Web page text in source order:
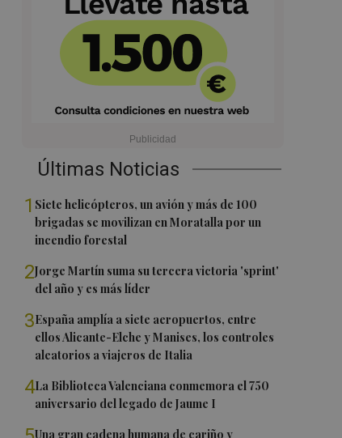
Últimas Noticias
1 Siete helicópteros, un avión y más de 100
brigadas se movilizan en Moratalla por un
incendio forestal
2Jorge Martín suma su tercera victoria 'sprint'
del año y es más líder
3España amplía a siete aeropuertos, entre
ellos Alicante-Elche y Manises, los controles
aleatorios a viajeros de Italia
4La Biblioteca Valenciana conmemora el 750
aniversario del legado de Jaume I
Una gran cadena humana de cariño y